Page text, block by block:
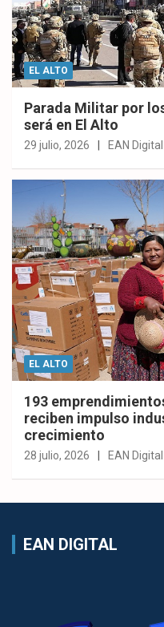
EL ALTO
Parada Militar por
será en El Alto
29 julio, 2026 EAN Digital
EL ALTO
193
reciben impulso
crecimiento
28 julio, 2026 EAN Digital
EAN DIGITAL